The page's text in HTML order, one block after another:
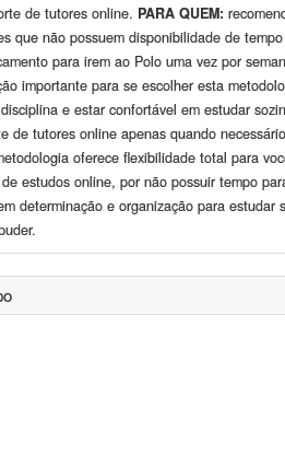
de tutores online. PARA QUEM:
que não possuem disponibilidade de
para irem ao Polo uma vez por
importante para se escolher esta
e estar confortável em estudar
de tutores online apenas quando
oferece flexibilidade total para
estudos online, por não possuir tempo
determinação e organização para estudar